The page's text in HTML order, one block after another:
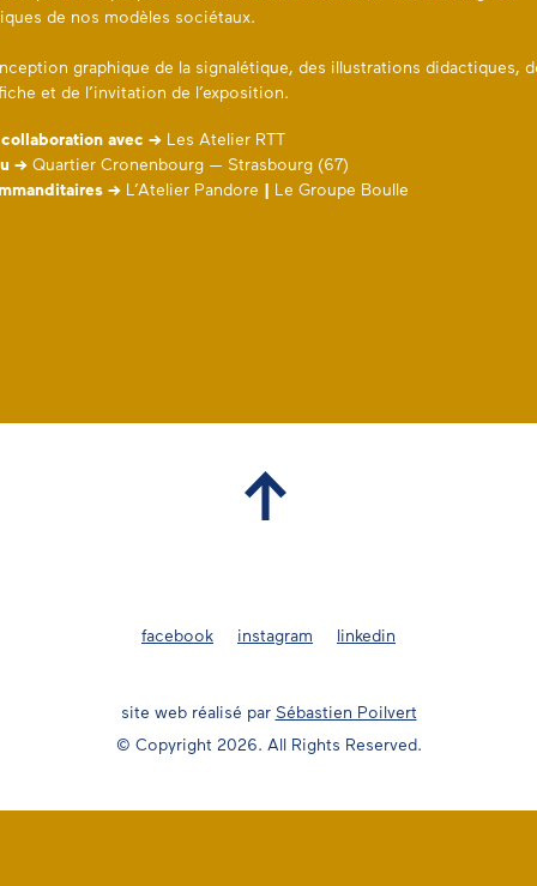
de nos modèles sociétaux.
graphique de la signalétique, des illustrations didactiques,
et de l’invitation de l’exposition.
avec → Les Atelier RTT
→ Quartier Cronenbourg — Strasbourg (67)
→ L’Atelier Pandore Le Groupe Boulle
facebook instagram linkedin
site web réalisé par Sébastien Poilvert
© Copyright 2026. All Rights Reserved.